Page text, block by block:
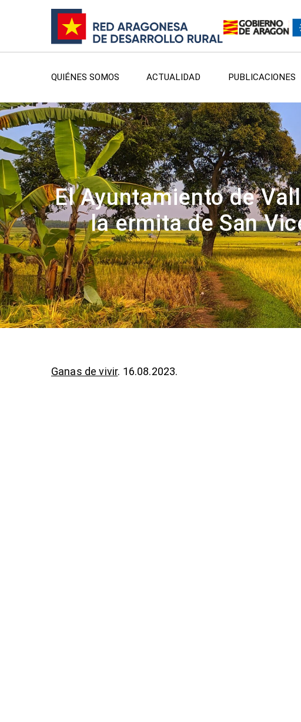
QUIÉNES SOMOS ACTUALIDAD PUBLICACIONES
El Ayuntamiento de
la ermita de San
Ganas de vivir. 16.08.2023.